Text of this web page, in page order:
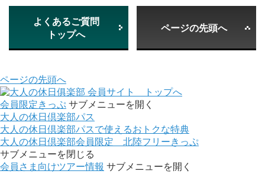
よくあるご質問
トップへ
ページの先頭へ
ページの先頭へ
会員サイト トップへ
会員限定きっぷ サブメニューを開く
大人の休日倶楽部パス
大人の休日倶楽部パスで使えるおトクな特典
大人の休日倶楽部会員限定 北陸フリーきっぷ
サブメニューを閉じる
会員さま向けツアー情報 サブメニューを開く